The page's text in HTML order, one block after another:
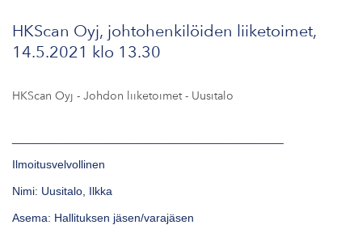
MEISTÄ
HKScan Oyj, johtohenkilöiden liiketoimet,
14.5.2021 klo 13.30
HKScan Oyj - Johdon liiketoimet - Uusitalo
Ilmoitusvelvollinen
Nimi: Uusitalo, Ilkka
Asema: Hallituksen jäsen/varajäsen